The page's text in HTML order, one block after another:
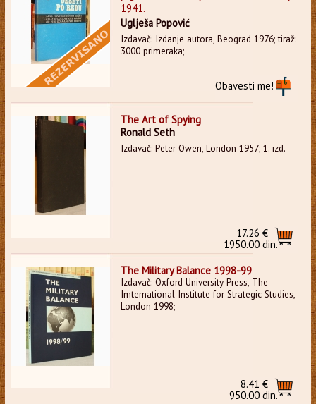
1941.
Uglješa Popović
Izdavač: Izdanje autora, Beograd 1976; tiraž:
3000 primeraka;
Obavesti me!
The Art of Spying
Ronald Seth
Izdavač: Peter Owen, London 1957; 1. izd.
17.26 €
1950.00 din.
The Military Balance 1998-99
Izdavač: Oxford University Press, The
Imternational Institute for Strategic Studies,
London 1998;
8.41 €
950.00 din.